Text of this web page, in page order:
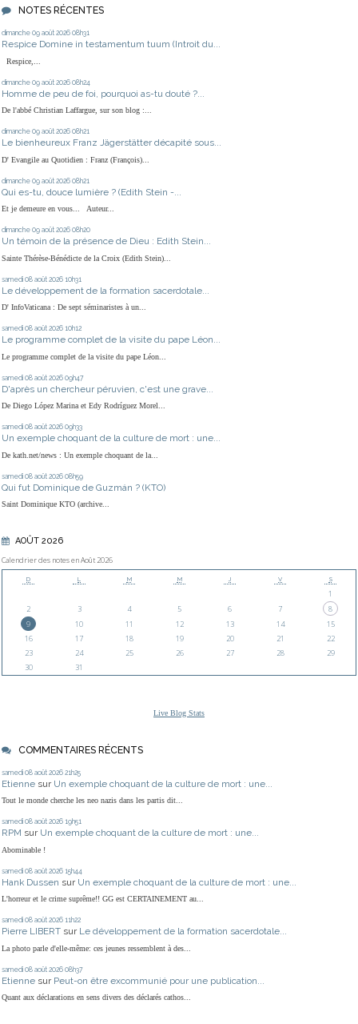
NOTES RÉCENTES
dimanche 09 août 2026 08h31
Respice Domine in testamentum tuum (Introit du...
Respice,...
dimanche 09 août 2026 08h24
Homme de peu de foi, pourquoi as-tu douté ?...
De l'abbé Christian Laffargue, sur son blog :...
dimanche 09 août 2026 08h21
Le bienheureux Franz Jägerstätter décapité sous...
D' Evangile au Quotidien : Franz (François)...
dimanche 09 août 2026 08h21
Qui es-tu, douce lumière ? (Edith Stein -...
Et je demeure en vous... Auteur...
dimanche 09 août 2026 08h20
Un témoin de la présence de Dieu : Edith Stein...
Sainte Thérèse-Bénédicte de la Croix (Edith Stein)...
samedi 08 août 2026 10h31
Le développement de la formation sacerdotale...
D' InfoVaticana : De sept séminaristes à un...
samedi 08 août 2026 10h12
Le programme complet de la visite du pape Léon...
Le programme complet de la visite du pape Léon...
samedi 08 août 2026 09h47
D'après un chercheur péruvien, c'est une grave...
De Diego López Marina et Edy Rodríguez Morel...
samedi 08 août 2026 09h33
Un exemple choquant de la culture de mort : une...
De kath.net/news : Un exemple choquant de la...
samedi 08 août 2026 08h59
Qui fut Dominique de Guzmán ? (KTO)
Saint Dominique KTO (archive...
AOÛT 2026
Calendrier des notes en Août 2026
D L M M J V S
1
2
3 4 5 6 7
8
9
10 11 12 13 14
15
16
17 18 19 20 21
22
23
24 25 26 27 28
29
30
31
Live Blog Stats
COMMENTAIRES RÉCENTS
samedi 08 août 2026 21h25
Etienne sur Un exemple choquant de la culture de mort : une...
Tout le monde cherche les neo nazis dans les partis dit...
samedi 08 août 2026 19h51
RPM sur Un exemple choquant de la culture de mort : une...
Abominable !
samedi 08 août 2026 15h44
Hank Dussen sur Un exemple choquant de la culture de mort : une...
L'horreur et le crime suprême!! GG est CERTAINEMENT au...
samedi 08 août 2026 11h22
Pierre LIBERT sur Le développement de la formation sacerdotale...
La photo parle d'elle-même: ces jeunes ressemblent à des...
samedi 08 août 2026 08h37
Etienne sur Peut-on être excommunié pour une publication...
Quant aux déclarations en sens divers des déclarés cathos...